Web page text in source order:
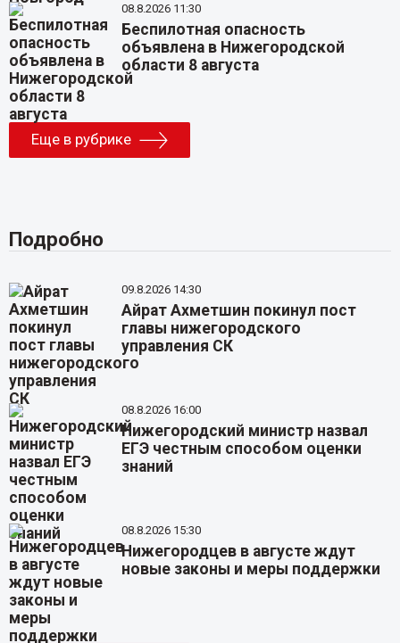
08.8.2026 11:30
Беспилотная опасность
объявлена в Нижегородской
области 8 августа
Еще в рубрике
Подробно
09.8.2026 14:30
Айрат Ахметшин покинул пост
главы нижегородского
управления СК
08.8.2026 16:00
Нижегородский министр назвал
ЕГЭ честным способом оценки
знаний
08.8.2026 15:30
Нижегородцев в августе ждут
новые законы и меры поддержки